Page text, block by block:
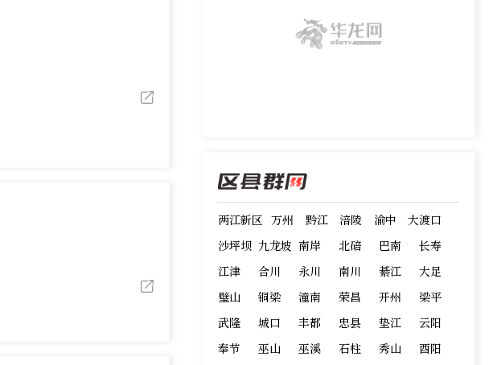
两江新区 万州 黔江 涪陵 渝中
大渡口
沙坪坝 九龙坡 南岸 北碚 巴南
长寿
江津
合川 永川 南川 綦江
大足
璧山
铜梁 潼南 荣昌 开州
梁平
武隆
城口 丰都 忠县 垫江
云阳
奉节
巫山 巫溪 石柱 秀山
酉阳